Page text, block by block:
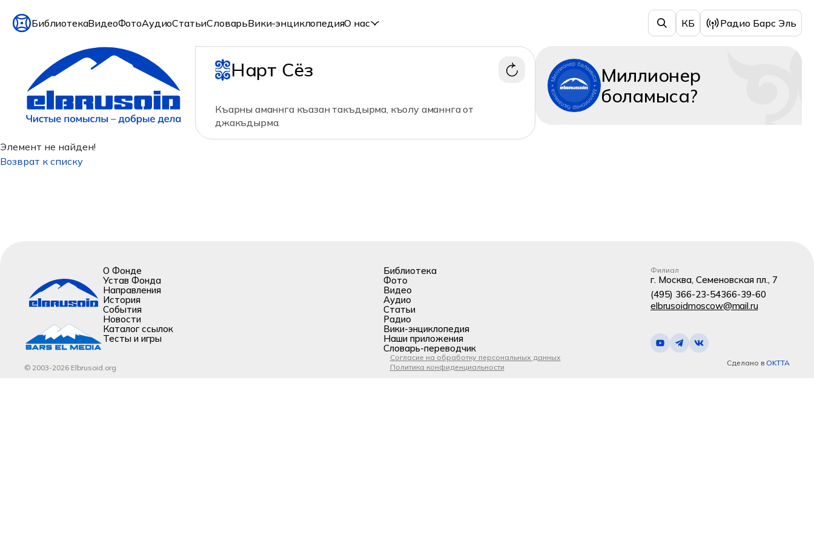
БиблиотекаВидеоФотоАудиоСтатьиСловарьВики-энциклопедияО нас КБ Радио Барс Эль
Нарт Сёз
Къарны аманнга къазан такъдырма, къолу аманнга от
джакъдырма.
Миллионер
боламыса?
Элемент не найден!
Возврат к списку
О Фонде
Устав Фонда
Направления
История
События
Новости
Каталог ссылок
Тесты и игры
Библиотека
Фото
Видео
Аудио
Статьи
Радио
Вики-энциклопедия
Наши приложения
Словарь-переводчик
Филиал
г. Москва, Семеновская пл., 7
(495) 366-23-54366-39-60
elbrusoidmoscow@mail.ru
© 2003-2026 Elbrusoid.org
Согласие на обработку персональных данных
Политика конфиденциальности
Сделано в OKTTA